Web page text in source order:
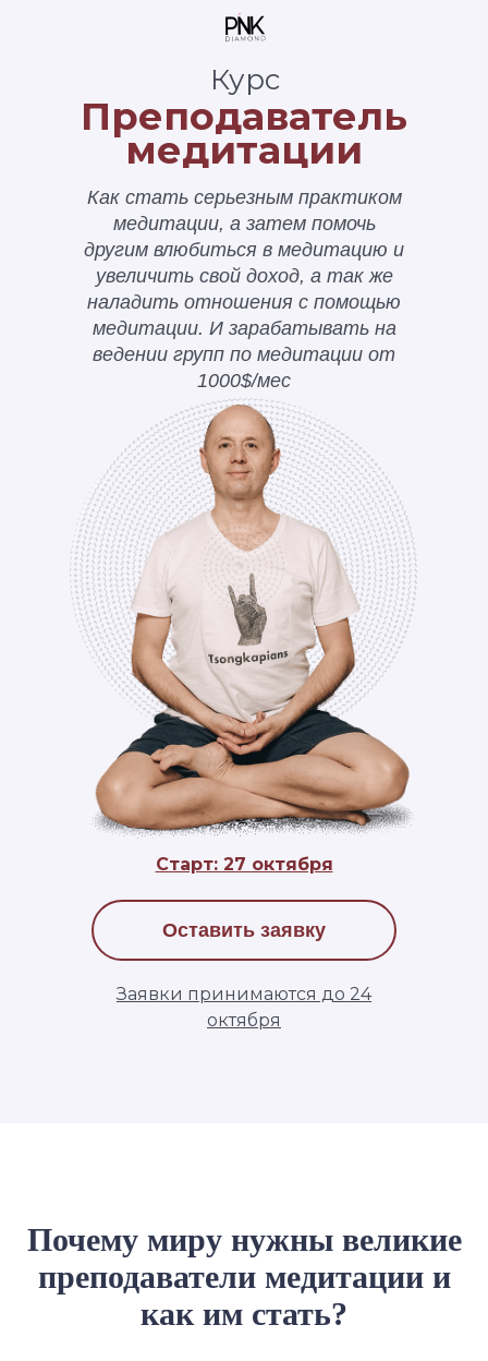
Курс
Преподаватель
медитации
Как стать серьезным практиком
медитации, а затем помочь
другим влюбиться в медитацию и
увеличить свой доход, а так же
наладить отношения с помощью
медитации. И зарабатывать на
ведении групп по медитации от
1000$/мес
Старт: 27 октября
Оставить заявку
Заявки принимаются до 24
октября
Почему миру нужны великие
преподаватели медитации и
как им стать?